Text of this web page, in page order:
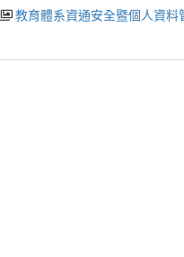
教育體系資通安全暨個人資